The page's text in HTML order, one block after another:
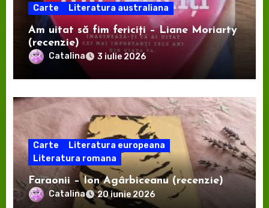
Carte Literatura australiana
Am uitat să fim fericiți – Liane Moriarty
(recenzie)
Catalina 3 iulie 2026
Carte
Literatura europeana
Literatura romana
Faraonii – Ion Agârbiceanu (recenzie)
Catalina 20 iunie 2026